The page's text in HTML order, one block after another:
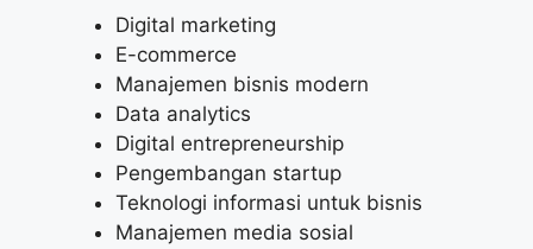
Digital marketing
E-commerce
Manajemen bisnis modern
Data analytics
Digital entrepreneurship
Pengembangan startup
Teknologi informasi untuk bisnis
Manajemen media sosial